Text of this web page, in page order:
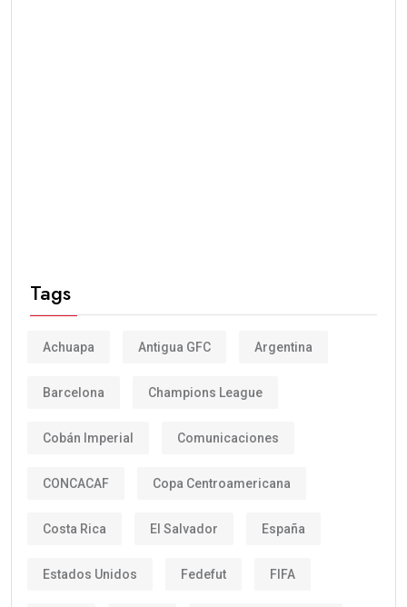
Tags
Achuapa Antigua GFC Argentina
Barcelona Champions League
Cobán Imperial Comunicaciones
CONCACAF Copa Centroamericana
Costa Rica El Salvador España
Estados Unidos Fedefut FIFA